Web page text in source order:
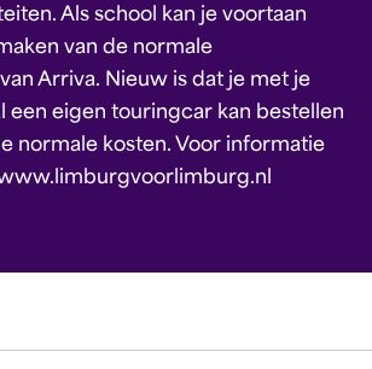
Als school kan je voortaan
van de normale
Arriva. Nieuw is dat je met je
een eigen touringcar kan bestellen
normale kosten. Voor informatie